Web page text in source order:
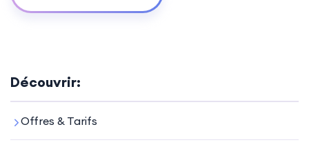
Découvrir:
Offres & Tarifs